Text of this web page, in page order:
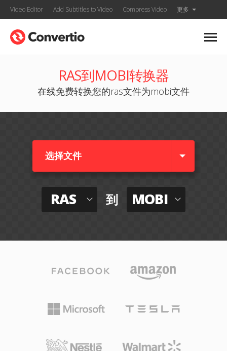
Video Editor Add Subtitles to Video Compress Video 更多
RAS到MOBI转换器
在线免费转换您的ras文件为mobi文件
选择文件
RAS 到 MOBI